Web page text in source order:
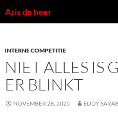
naar
Aris de heer
INTERNE COMPETITIE
NIET ALLES IS
ER BLINKT
NOVEMBER 28, 2025 EDDY